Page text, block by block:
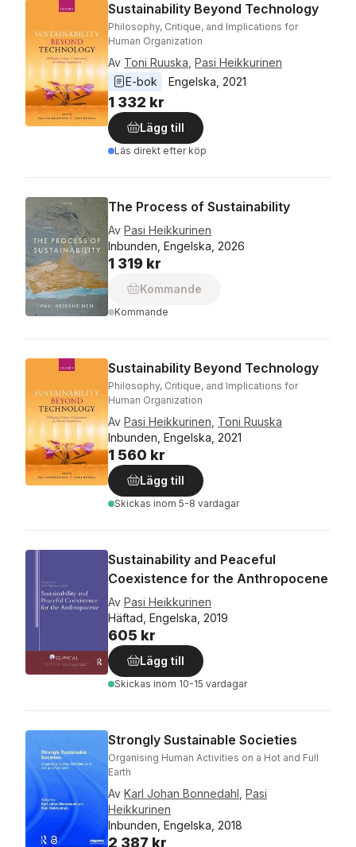
Sustainability Beyond Technology
Philosophy, Critique, and Implications for
Human Organization
Av Toni Ruuska Pasi Heikkurinen
E-bok
Engelska 2021
1 332 kr
Lägg till
Läs direkt efter köp
The Process of Sustainability
Av Pasi Heikkurinen
Inbunden, Engelska, 2026
1 319 kr
Kommande
Kommande
Sustainability Beyond Technology
Philosophy, Critique, and Implications for
Human Organization
Av Pasi Heikkurinen Toni Ruuska
Inbunden, Engelska, 2021
1 560 kr
Lägg till
Skickas inom 5-8 vardagar
Sustainability and Peaceful
Coexistence for the Anthropocene
Av Pasi Heikkurinen
Häftad, Engelska, 2019
605 kr
Lägg till
Skickas inom 10-15 vardagar
Strongly Sustainable Societies
Organising Human Activities on a Hot and Full
Earth
Av Karl Johan Bonnedahl Pasi
Heikkurinen
Inbunden, Engelska, 2018
2 387 kr